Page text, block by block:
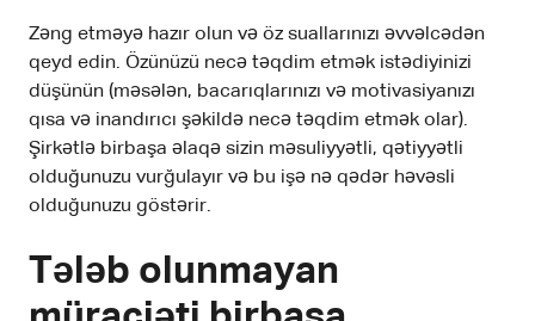
Zəng etməyə hazır olun və öz suallarınızı əvvəlcədən
qeyd edin. Özünüzü necə təqdim etmək istədiyinizi
düşünün (məsələn, bacarıqlarınızı və motivasiyanızı
qısa və inandırıcı şəkildə necə təqdim etmək olar).
Şirkətlə birbaşa əlaqə sizin məsuliyyətli, qətiyyətli
olduğunuzu vurğulayır və bu işə nə qədər həvəsli
olduğunuzu göstərir.
Tələb olunmayan